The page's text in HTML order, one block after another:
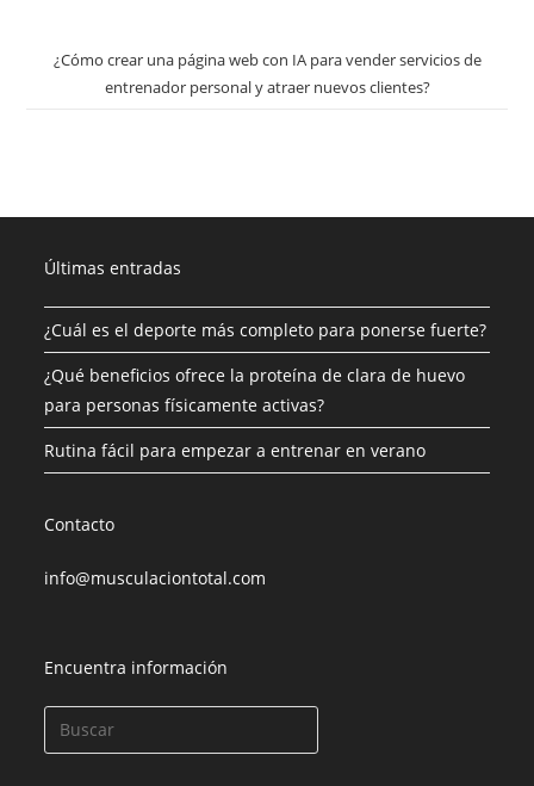
¿Cómo crear una página web con IA para vender servicios de
entrenador personal y atraer nuevos clientes?
Últimas entradas
¿Cuál es el deporte más completo para ponerse fuerte?
¿Qué beneficios ofrece la proteína de clara de huevo
para personas físicamente activas?
Rutina fácil para empezar a entrenar en verano
Contacto
info@musculaciontotal.com
Encuentra información